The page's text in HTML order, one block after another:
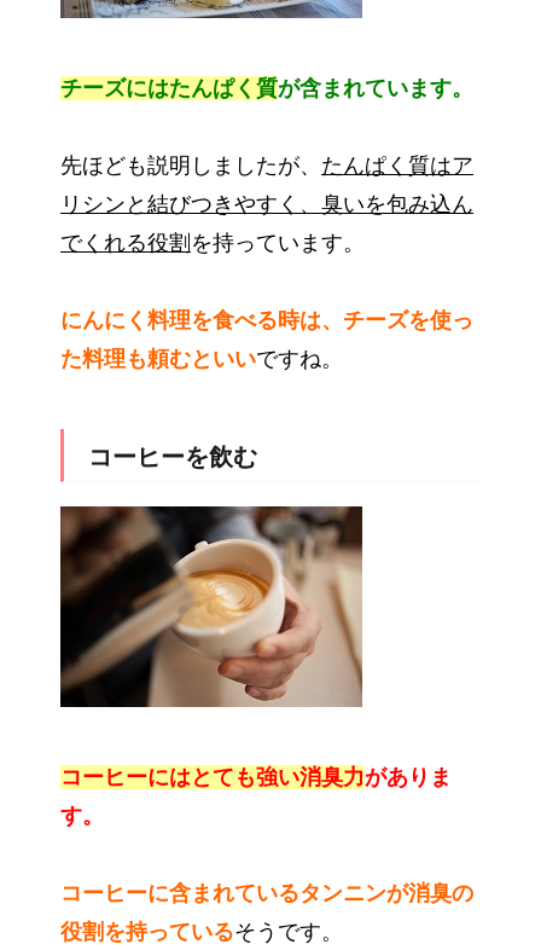
チーズにはたんぱく質が含まれています。
先ほども説明しましたが、 たんぱく質はア
リシンと結びつきやすく、臭いを包み込ん
でくれる役割 を持っています。
にんにく料理を食べる時は、チーズを使っ
た料理も頼むといいですね。
コーヒーを飲む
コーヒーにはとても強い消臭力がありま
す。
コーヒーに含まれているタンニンが消臭の
役割を持っているそうです。